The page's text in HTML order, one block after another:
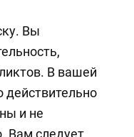
Вы
В вашей
действительно
и не
Вам следует